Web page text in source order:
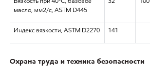
масло, мм2/с, ASTM D445
Индекс вязкости, ASTM D2270 141
Охрана труда и техника безопасности